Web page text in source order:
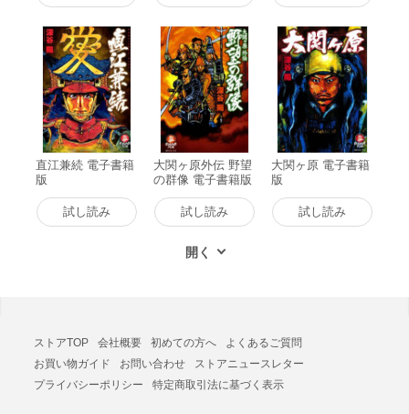
直江兼続 電子書籍
版
試し読み
大関ヶ原外伝 野望
の群像 電子書籍版
試し読み
大関ヶ原 電子書籍
版
試し読み
ストアTOP 会社概要 初めての方へ
よくあるご質問
お買い物ガイド
お問い合わせ
ストアニュースレター
プライバシーポリシー
特定商取引法に基づく表示